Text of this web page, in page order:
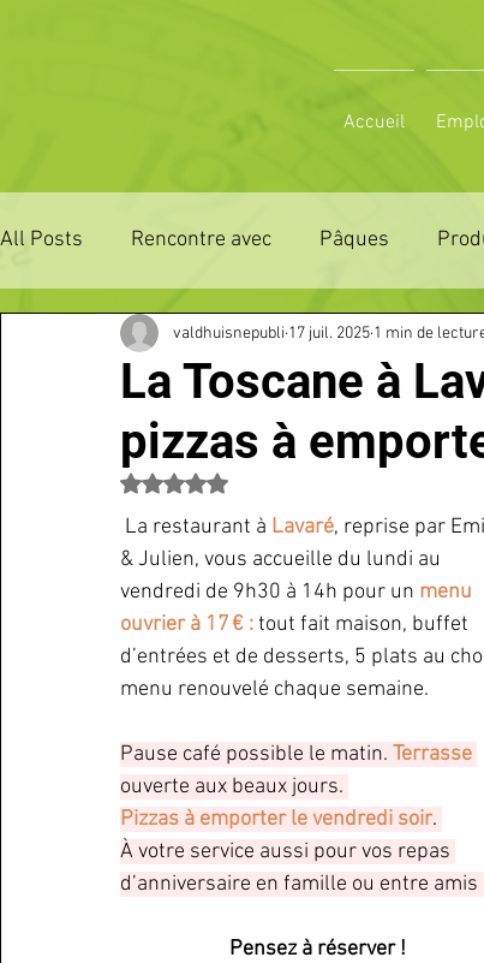
Accueil
All Posts Rencontre avec Pâques
ZONE DE DISTRIBUTION 28 ZONE DE
3 JOURS LA FERTE COMICE AGRICOLE
VOS SORTIES Maison
La Toscane à
pizzas à
valdhuisnepubli 17 juil. 2025 1 min de
Noté NaN étoiles sur 5.
La restaurant à Lavaré, reprise par
& Julien, vous accueille du lundi au
vendredi de 9h30 à 14h pour un menu
ouvrier à 17 € : tout fait maison, buffet
d’entrées et de desserts, 5 plats au
menu renouvelé chaque semaine.
Pause café possible le matin. Terrasse
ouverte aux beaux jours.
Pizzas à emporter le vendredi soir.
À votre service aussi pour vos repas
d’anniversaire en famille ou entre amis
Pensez à réserver !